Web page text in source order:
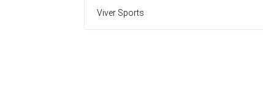
Viver Sports